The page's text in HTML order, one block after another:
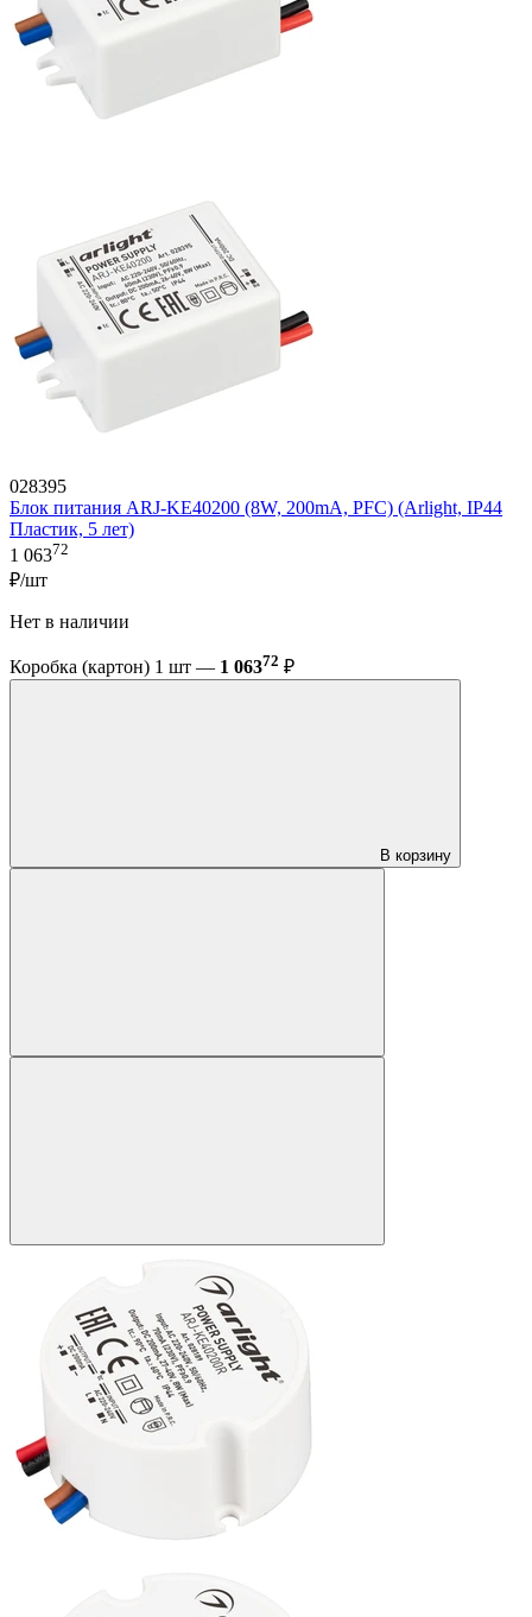
028395
Блок питания ARJ-KE40200 (8W, 200mA, PFC) (Arlight, IP44
Пластик, 5 лет)
1 06372
₽/шт
Нет в наличии
Коробка (картон) 1 шт — 1 06372 ₽
В корзину